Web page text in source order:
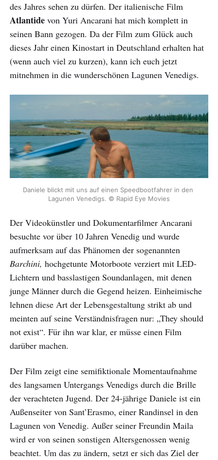
des Jahres sehen zu dürfen. Der italienische Film
Atlantide von Yuri Ancarani hat mich komplett in
seinen Bann gezogen. Da der Film zum Glück auch
dieses Jahr einen Kinostart in Deutschland erhalten hat
(wenn auch viel zu kurzen), kann ich euch jetzt
mitnehmen in die wunderschönen Lagunen Venedigs.
Daniele blickt mit uns auf einen Speedbootfahrer in den
Lagunen Venedigs. © Rapid Eye Movies
Der Videokünstler und Dokumentarfilmer Ancarani
besuchte vor über 10 Jahren Venedig und wurde
aufmerksam auf das Phänomen der sogenannten
Barchini, hochgetunte Motorboote verziert mit LED-
Lichtern und basslastigen Soundanlagen, mit denen
junge Männer durch die Gegend heizen. Einheimische
lehnen diese Art der Lebensgestaltung strikt ab und
meinten auf seine Verständnisfragen nur: „They should
not exist“. Für ihn war klar, er müsse einen Film
darüber machen.
Der Film zeigt eine semifiktionale Momentaufnahme
des langsamen Untergangs Venedigs durch die Brille
der verachteten Jugend. Der 24-jährige Daniele ist ein
Außenseiter von Sant’Erasmo, einer Randinsel in den
Lagunen von Venedig. Außer seiner Freundin Maila
wird er von seinen sonstigen Altersgenossen wenig
beachtet. Um das zu ändern, setzt er sich das Ziel der